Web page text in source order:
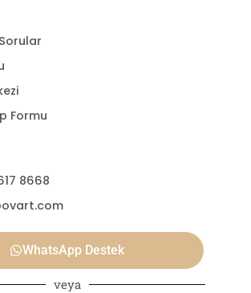
Formu
8668
WhatsApp Destek
veya